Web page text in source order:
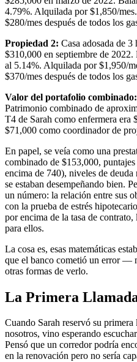
4.79%. Alquilada por $1,850/
$280/mes después de todos los
Propiedad 2: Casa adosada de
$310,000 en septiembre de
al 5.14%. Alquilada por $1,950/
$370/mes después de todos los
Valor del portafolio combinado:
Patrimonio combinado de
T4 de Sarah como enfermera era
$71,000 como coordinador de
En papel, se veía como una
combinado de $153,000,
encima de 740), niveles de
se estaban desempeñando bien.
un número: la relación entre sus
con la prueba de estrés
por encima de la tasa de
para ellos.
La cosa es, esas matemáticas
que el banco cometió un error —
otras formas de verlo.
La Primera
Cuando Sarah reservó su primera
nosotros, vino esperando
Pensó que un corredor podría
en la renovación pero no sería